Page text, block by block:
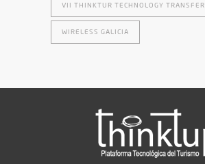
VII THINKTUR TECHNOLOGY TRANSFER
WIRELESS GALICIA